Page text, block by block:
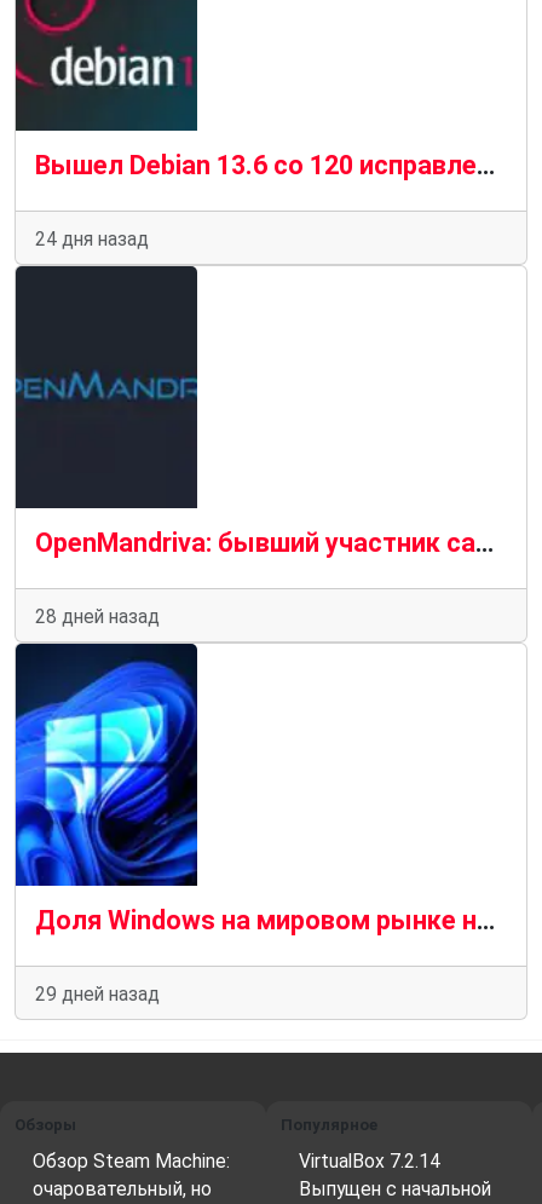
Вышел Debian 13.6 со 120 исправлениями уязвимостей и 124 стабильными обновлениями
24 дня назад
OpenMandriva: бывший участник саботировал работу репозиториев
28 дней назад
Доля Windows на мировом рынке настольных операционных систем впервые за несколько лет упала ниже 60 %
29 дней назад
Обзоры
Обзор Steam Machine:
очаровательный, но
Популярное
VirtualBox 7.2.14
Выпущен с начальной